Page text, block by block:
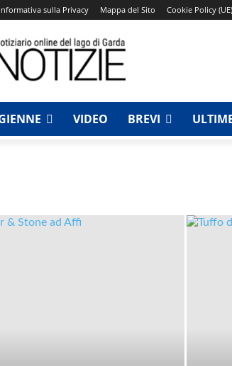
Informativa sulla Privacy Mappa del Sito Cookie Policy (UE)
VIDEO BREVI